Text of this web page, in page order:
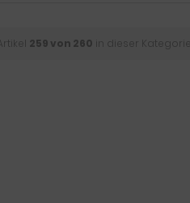
259 von 260 in dieser Kategorie